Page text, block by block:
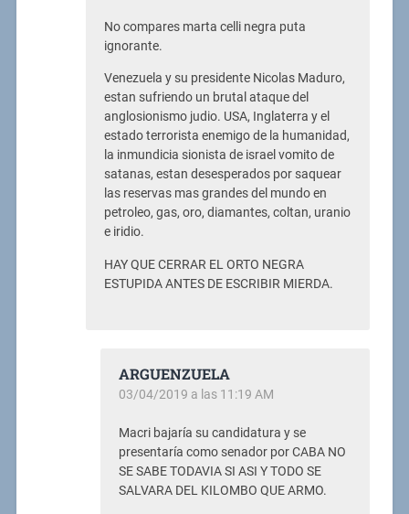
No compares marta celli negra puta
ignorante.
Venezuela y su presidente Nicolas Maduro,
estan sufriendo un brutal ataque del
anglosionismo judio. USA, Inglaterra y el
estado terrorista enemigo de la humanidad,
la inmundicia sionista de israel vomito de
satanas, estan desesperados por saquear
las reservas mas grandes del mundo en
petroleo, gas, oro, diamantes, coltan, uranio
e iridio.
HAY QUE CERRAR EL ORTO NEGRA
ESTUPIDA ANTES DE ESCRIBIR MIERDA.
ARGUENZUELA
03/04/2019 a las 11:19 AM
Macri bajaría su candidatura y se
presentaría como senador por CABA NO
SE SABE TODAVIA SI ASI Y TODO SE
SALVARA DEL KILOMBO QUE ARMO.